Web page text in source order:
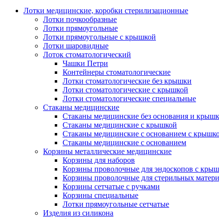
Лотки медицинские, коробки стерилизационные
Лотки почкообразные
Лотки прямоугольные
Лотки прямоугольные с крышкой
Лотки шаровидные
Лоток стоматологический
Чашки Петри
Контейнеры стоматологические
Лотки стоматологические без крышки
Лотки стоматологические с крышкой
Лотки стоматологические специальные
Стаканы медицинские
Стаканы медицинские без основания и
Стаканы медицинские с крышкой
Стаканы медицинские с основанием с
Стаканы медицинские с основанием
Корзины металлические медицинские
Корзины для наборов
Корзины проволочные для эндоскопов с
Корзины проволочные для стерильных
Корзины сетчатые с ручками
Корзины специальные
Лотки прямоугольные сетчатые
Изделия из силикона